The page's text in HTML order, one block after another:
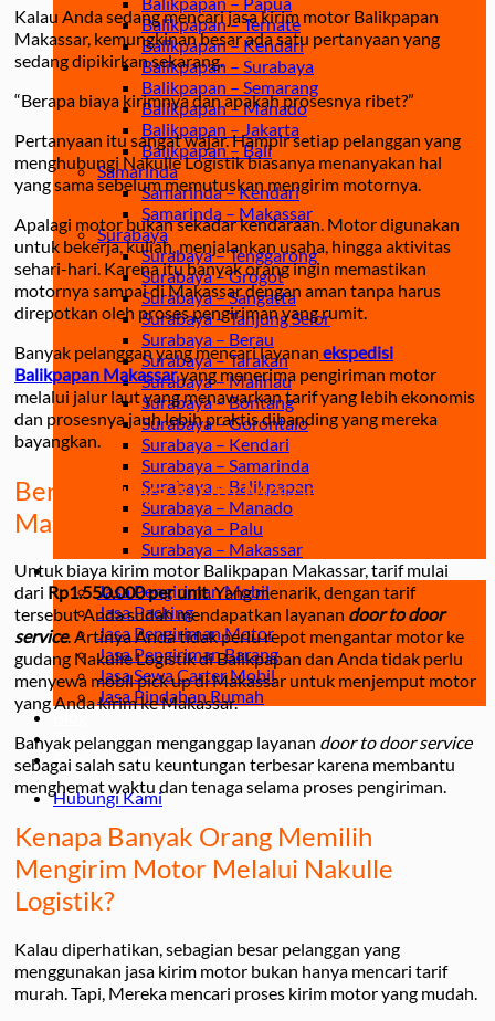
Balikpapan – Ternate
Balikpapan – Kendari
Balikpapan – Surabaya
Balikpapan – Semarang
Balikpapan – Manado
Balikpapan – Jakarta
Balikpapan – Bali
Samarinda
Samarinda – Kendari
Samarinda – Makassar
Surabaya
Surabaya – Tenggarong
Surabaya – Grogot
Surabaya – Sangatta
Surabaya – Tanjung Selor
Surabaya – Berau
Surabaya – Tarakan
Surabaya – Malinau
Surabaya – Bontang
Surabaya – Gorontalo
Surabaya – Kendari
Surabaya – Samarinda
Surabaya – Balikpapan
Surabaya – Manado
Surabaya – Palu
Surabaya – Makassar
Jasa
Jasa Pengiriman Mobil
Jasa Packing
Jasa Pengiriman Motor
Jasa Pengiriman Barang
Jasa Sewa Carter Mobil
Jasa Pindahan Rumah
Blog
Tentang
Syarat Ketentuan
Hubungi Kami
Kalau Anda sedang mencari jasa kirim motor Balikpapan
Makassar, kemungkinan besar ada satu pertanyaan yang
sedang dipikirkan sekarang.
“Berapa biaya kirimnya dan apakah prosesnya ribet?”
Pertanyaan itu sangat wajar. Hampir setiap pelanggan yang
menghubungi Nakulle Logistik biasanya menanyakan hal
yang sama sebelum memutuskan mengirim motornya.
Apalagi motor bukan sekadar kendaraan. Motor digunakan
untuk bekerja, kuliah, menjalankan usaha, hingga aktivitas
sehari-hari. Karena itu banyak orang ingin memastikan
motornya sampai di Makassar dengan aman tanpa harus
direpotkan oleh proses pengiriman yang rumit.
Banyak pelanggan yang mencari layanan ekspedisi
Balikpapan Makassaryang menerima pengiriman motor
melalui jalur laut yang menawarkan tarif yang lebih ekonomis
dan prosesnya jauh lebih praktis dibanding yang mereka
bayangkan.
Berapa Biaya Kirim Motor Balikpapan
Makassar?
Untuk biaya kirim motor Balikpapan Makassar, tarif mulai
dari Rp1.550.000 per unit. Yang menarik, dengan tarif
tersebut Anda sudah mendapatkan layanan door to door
service. Artinya Anda tidak perlu repot mengantar motor ke
gudang Nakulle Logistik di Balikpapan dan Anda tidak perlu
menyewa mobil pick up di Makassar untuk menjemput motor
yang Anda kirim ke Makassar.
Banyak pelanggan menganggap layanan door to door service
sebagai salah satu keuntungan terbesar karena membantu
menghemat waktu dan tenaga selama proses pengiriman.
Kenapa Banyak Orang Memilih
Mengirim Motor Melalui Nakulle
Logistik?
Kalau diperhatikan, sebagian besar pelanggan yang
menggunakan jasa kirim motor bukan hanya mencari tarif
murah. Tapi, Mereka mencari proses kirim motor yang mudah.